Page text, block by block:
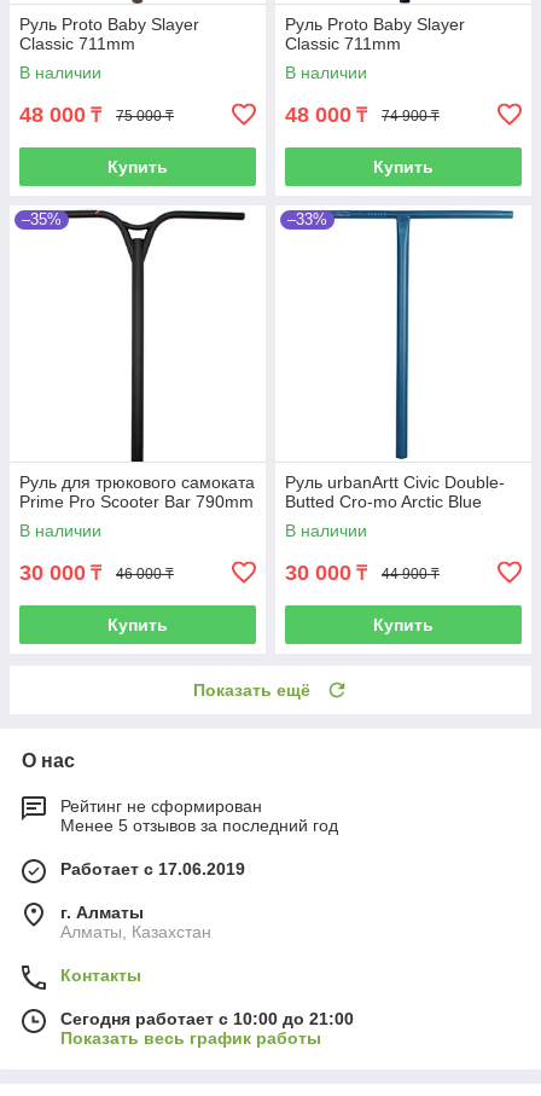
Руль Proto Baby Slayer
Classic 711mm
В наличии
48 000 ₸ 75 000 ₸
Купить
Руль Proto Baby Slayer
Classic 711mm
В наличии
48 000 ₸ 74 900 ₸
Купить
–35%
Руль для трюкового самоката
Prime Pro Scooter Bar 790mm
В наличии
30 000 ₸ 46 000 ₸
Купить
–33%
Руль urbanArtt Civic Double-
Butted Cro-mo Arctic Blue
В наличии
30 000 ₸ 44 900 ₸
Купить
Показать ещё
О нас
Рейтинг не сформирован
Менее 5 отзывов за последний год
Работает с 17.06.2019
г. Алматы
Алматы, Казахстан
Контакты
Сегодня работает с 10:00 до 21:00
Показать весь график работы